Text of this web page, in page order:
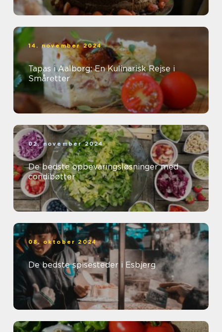
14. november 2024
Tapas i Aalborg: En Kulinarisk Rejse i
Småretter
02. november 2024
De bedste opbevaringsløsninger med
condibøtter
08. oktober 2024
De bedste spisesteder i Esbjerg